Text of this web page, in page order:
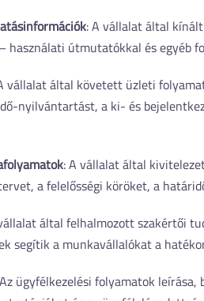
: A vállalat által
útmutatókkal és egyéb
vállalat által követett üzleti
nyilvántartást, a ki- és
: A vállalat által
a felelősségi köröket, a
által felhalmozott szakértői
segítik a munkavállalókat a
ügyfélkezelési folyamatok